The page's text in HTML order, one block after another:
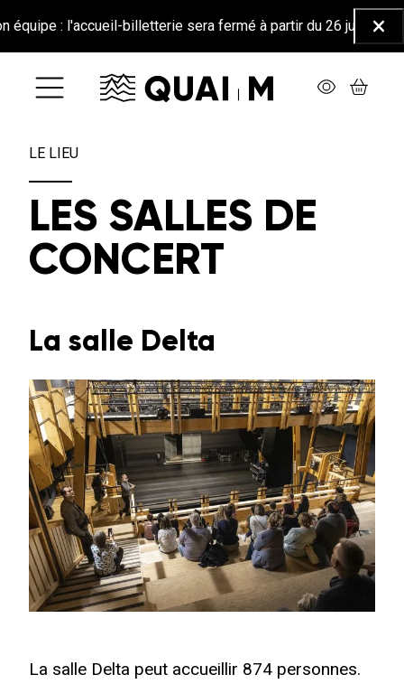
: l'accueil-billetterie sera fermé à partir du 26 juin
LE LIEU
LES SALLES DE
CONCERT
La salle Delta
La salle Delta peut accueillir 874 personnes.